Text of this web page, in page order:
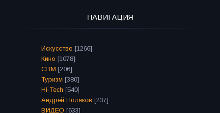
НАВИГАЦИЯ
Искусство [1266]
Кино [1078]
СВМ [206]
Туризм [380]
Hi-Tech [540]
Андрей Поляков [237]
ВИДЕО [633]